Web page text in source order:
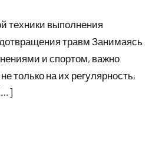
техники выполнения
травм Занимаясь
и спортом, важно
только на их регулярность,